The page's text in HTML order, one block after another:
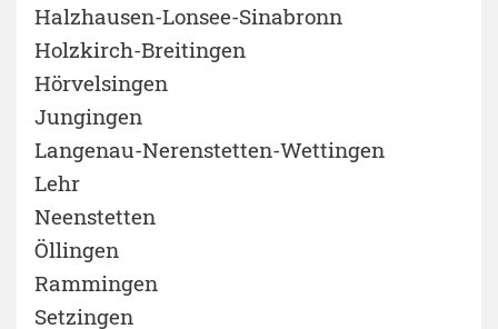
Halzhausen-Lonsee-Sinabronn
Holzkirch-Breitingen
Hörvelsingen
Jungingen
Langenau-Nerenstetten-Wettingen
Lehr
Neenstetten
Öllingen
Rammingen
Setzingen